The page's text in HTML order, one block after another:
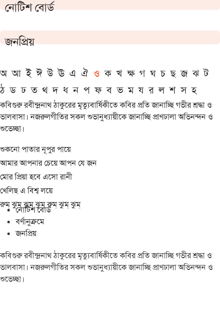
নোটিশ বোর্ড
জনপ্রিয়
অ আ ই ঈ উ ঊ এ ঐ ও ক খ ক্ষ গ ঘ চ ছ জ ঝ ট
ঠ ড ঢ ত থ দ ধ ন প ফ ব ভ ম য র ল শ স হ
কবিগুরু রবীন্দ্রনাথ ঠাকুরের মৃত্যুবার্ষিকীতে কবির প্রতি জানাচ্ছি গভীর শ্রদ্ধা ও
ভালবাসা। নজরুলগীতির সকল শুভানুধ্যায়ীকে জানাচ্ছি প্রাণঢালা অভিনন্দন ও
শুভেচ্ছা।
শুকনো পাতার নূপুর পায়ে
আমার আপনার চেয়ে আপন যে জন
মোর প্রিয়া হবে এসো রানী
খেলিছ এ বিশ্ব লয়ে
রুম্ ঝুম্ ঝুম্ ঝুম্ রুম্ ঝুম্ ঝুম্
নোটিশ বোর্ড
বর্ণানুক্রমে
জনপ্রিয়
কবিগুরু রবীন্দ্রনাথ ঠাকুরের মৃত্যুবার্ষিকীতে কবির প্রতি জানাচ্ছি গভীর শ্রদ্ধা ও
ভালবাসা। নজরুলগীতির সকল শুভানুধ্যায়ীকে জানাচ্ছি প্রাণঢালা অভিনন্দন ও
শুভেচ্ছা।